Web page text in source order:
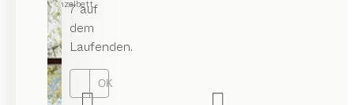
7 auf
dem
Laufenden.
OK
Einzelbett